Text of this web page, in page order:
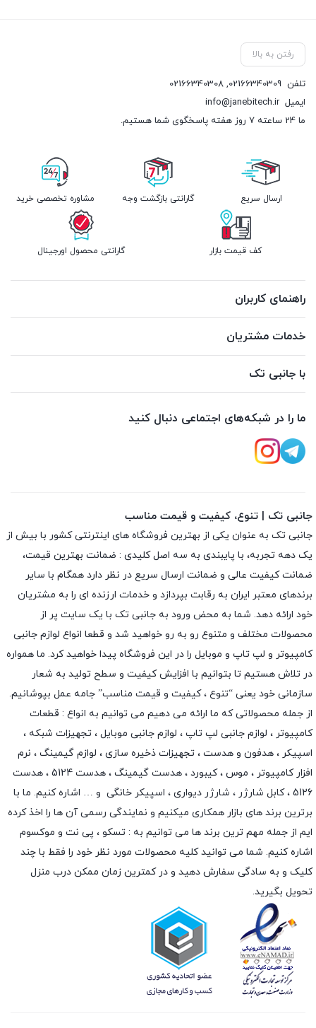
رفتن به بالا
تلفن 02166340309
,
02166340308
ایمیلinfo@janebitech.ir
ما 24 ساعته 7 روز هفته پاسخگوی شما هستیم.
ارسال سریع گارانتی بازگشت وجه مشاوره تخصصی خرید
کف قیمت بازار گارانتی محصول اورجینال
راهنمای کاربران
خدمات مشتریان
با جانبی تک
ما را در شبکه‌های اجتماعی دنبال کنید
جانبی تک | تنوع، کیفیت و قیمت مناسب
جانبی تک به عنوان یکی از بهترین فروشگاه های اینترنتی کشور با بیش از
یک دهه تجربه، با پایبندی به سه اصل کلیدی : ضمانت بهترین قیمت،
ضمانت کیفیت عالی و ضمانت ارسال سریع در نظر دارد همگام با سایر
برندهای معتبر ایران به رقابت بپردازد و خدمات ارزنده ای را به مشتریان
خود ارائه دهد. شما به محض ورود به جانبی تک با یک سایت پر از
محصولات مختلف و متنوع رو به رو خواهید شد و قطعا انواع لوازم جانبی
کامپیوتر و لپ تاپ و موبایل را در این فروشگاه پیدا خواهید کرد. ما همواره
در تلاش هستیم تا بتوانیم با افزایش کیفیت و سطح تولید به شعار
سازمانی خود یعنی “تنوع ، کیفیت و قیمت مناسب” جامه عمل بپوشانیم.
از جمله محصولاتی که ما ارائه می دهیم می توانیم به انواع : قطعات
کامپیوتر ، لوازم جانبی لپ تاپ ، لوازم جانبی موبایل ، تجهیزات شبکه ،
اسپیکر ، هدفون و هدست ، تجهیزات ذخیره سازی ، لوازم گیمینگ ، نرم
افزار کامپیوتر ، موس ،کیبورد ، هدست گیمینگ
، هدست 5124 ، هدست
5126 ،
کابل شارژر ، شارژر دیواری ، اسپیکر خانگی و … اشاره کنیم. ما با
برترین برند های بازار همکاری میکنیم و نمایندگی رسمی آن ها را اخذ کرده
ایم از جمله مهم ترین برند ها می توانیم به : تسکو ، پی نت و موکسوم
اشاره کنیم. شما می توانید کلیه محصولات مورد نظر خود را فقط با چند
کلیک و به سادگی سفارش دهید و در کمترین زمان ممکن درب منزل
تحویل بگیرید.